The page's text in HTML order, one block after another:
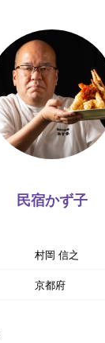
民宿かず子
村岡 信之
京都府